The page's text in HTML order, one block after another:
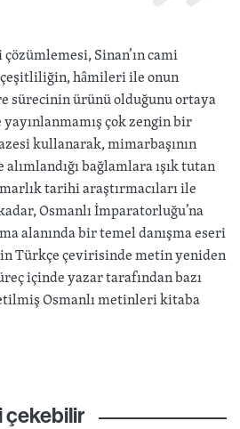
Sinan’ın cami
hâmileri ile onun
sürecinin ürünü olduğunu ortaya
çok zengin bir
kullanarak, mimarbaşının
bağlamlara ışık tutan
tarihi araştırmacıları ile
Osmanlı İmparatorluğu’na
alanında bir temel danışma eseri
Türkçe çevirisinde metin yeniden
içinde yazar tarafından bazı
Osmanlı metinleri kitaba
çekebilir